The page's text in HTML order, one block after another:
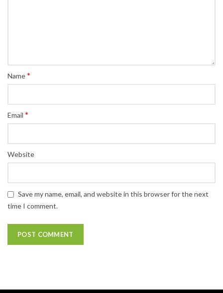
Name*
Email *
Website
Save my name, email, and website in this browser for the next
time I comment.